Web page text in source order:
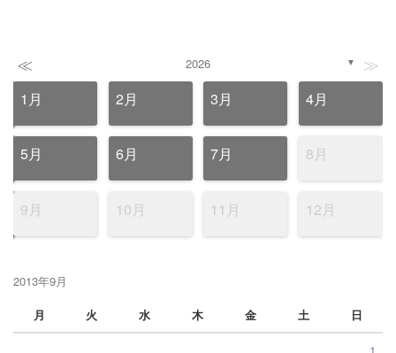
≪ 2026 ▼ ≫
1月 2月 3月 4月
5月 6月 7月 8月
9月 10月 11月 12月
2013年9月
月
火 水 木 金 土 日